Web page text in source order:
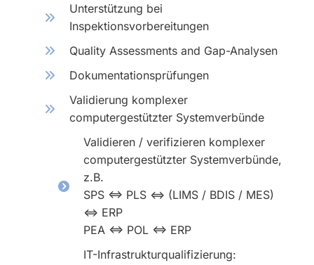
Unterstützung bei
Inspektionsvorbereitungen
Quality Assessments and Gap-Analysen
Dokumentationsprüfungen
Validierung komplexer
computergestützter Systemverbünde
Validieren / verifizieren komplexer
computergestützter Systemverbünde,
z.B.
SPS <=> PLS <=> (LIMS / BDIS / MES)
<=> ERP
PEA <=> POL <=> ERP
IT-Infrastrukturqualifizierung: